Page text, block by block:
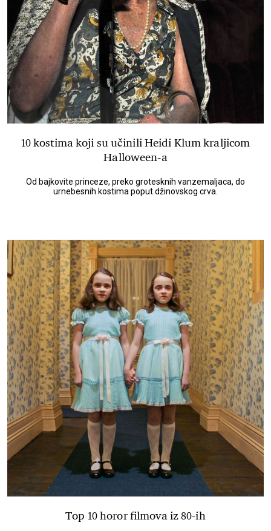
10 kostima koji su učinili Heidi Klum kraljicom
Halloween-a
Od bajkovite princeze, preko grotesknih vanzemaljaca, do
urnebesnih kostima poput džinovskog crva.
Top 10 horor filmova iz 80-ih